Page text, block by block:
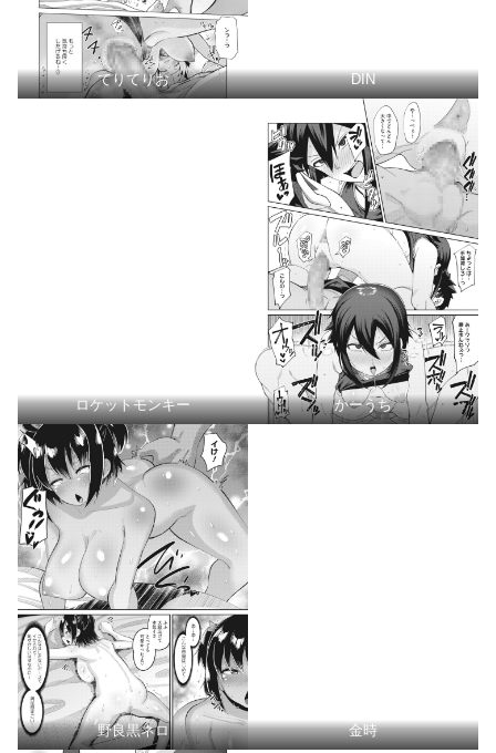
てりてりお DIN
ロケットモンキー かーうち
野良黒ネロ 金時